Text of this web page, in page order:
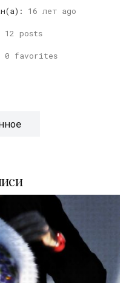
16 лет ago
12 posts
0 favorites